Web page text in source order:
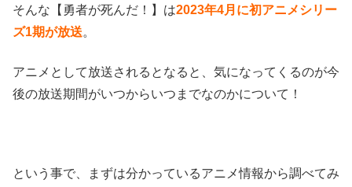
そんな【勇者が死んだ！】は2023年4月に初アニメシリー
ズ1期が放送。
アニメとして放送されるとなると、気になってくるのが今
後の放送期間がいつからいつまでなのかについて！
という事で、まずは分かっているアニメ情報から調べてみ